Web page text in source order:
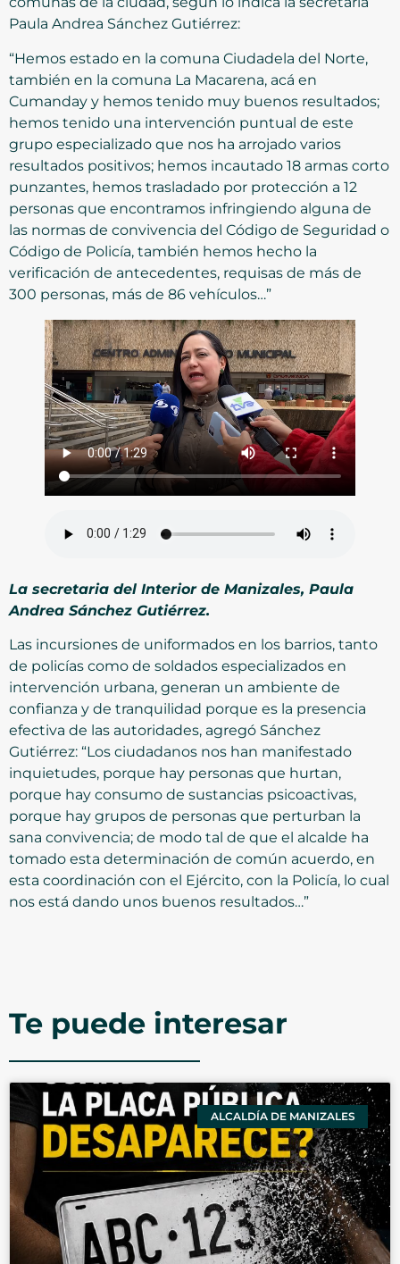
Paula Andrea Sánchez Gutiérrez:
“Hemos estado en la comuna Ciudadela del Norte,
también en la comuna La Macarena, acá en
Cumanday y hemos tenido muy buenos resultados;
hemos tenido una intervención puntual de este
grupo especializado que nos ha arrojado varios
resultados positivos; hemos incautado 18 armas corto
punzantes, hemos trasladado por protección a 12
personas que encontramos infringiendo alguna de
las normas de convivencia del Código de Seguridad o
Código de Policía, también hemos hecho la
verificación de antecedentes, requisas de más de
300 personas, más de 86 vehículos…”
La secretaria del Interior de Manizales, Paula
Andrea Sánchez Gutiérrez.
Las incursiones de uniformados en los barrios, tanto
de policías como de soldados especializados en
intervención urbana, generan un ambiente de
confianza y de tranquilidad porque es la presencia
efectiva de las autoridades, agregó Sánchez
Gutiérrez: “Los ciudadanos nos han manifestado
inquietudes, porque hay personas que hurtan,
porque hay consumo de sustancias psicoactivas,
porque hay grupos de personas que perturban la
sana convivencia; de modo tal de que el alcalde ha
tomado esta determinación de común acuerdo, en
esta coordinación con el Ejército, con la Policía, lo cual
nos está dando unos buenos resultados…”
Te puede interesar
ALCALDÍA DE MANIZALES